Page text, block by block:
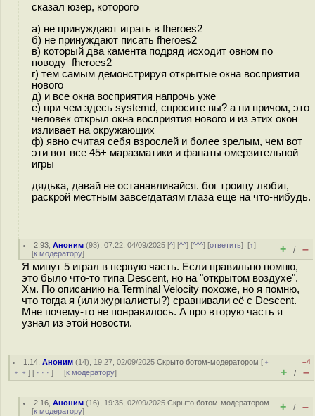
сказал юзер, которого
а) не принуждают играть в fheroes2
б) не принуждают писать fheroes2
в) который два камента подряд исходит овном по
поводу fheroes2
г) тем самым демонстрируя открытые окна восприятия
нового
д) и все окна восприятия напрочь уже
е) при чем здесь systemd, спросите вы? а ни причом, это
человек открыл окна восприятия нового и из этих окон
изливает на окружающих
ф) явно считая себя взрослей и более зрелым, чем вот
эти вот все 45+ маразматики и фанаты омерзительной
игры
дядька, давай не останавливайся. бог троицу любит,
раскрой местным завсегдатаям глаза еще на что-нибудь.
2.93 ,Аноним (93), 07:22, 04/09/2025 [^] [^^] [^^^] [ответить][↑]
[к модератору] + / –
Я минут 5 играл в первую часть. Если правильно помню,
это было что-то типа Descent, но на "открытом воздухе".
Хм. По описанию на Terminal Velocity похоже, но я помню,
что тогда я (или журналисты?) сравнивали её с Descent.
Мне почему-то не понравилось. А про вторую часть я
узнал из этой новости.
1.14 ,Аноним (14), 19:27, 02/09/2025Скрыто ботом-модератором [ ﹢
﹢﹢ ] [ · · · ] [к модератору]
–4
+ / –
2.16 ,Аноним (16), 19:35, 02/09/2025Скрыто ботом-модератором
[к модератору] + / –